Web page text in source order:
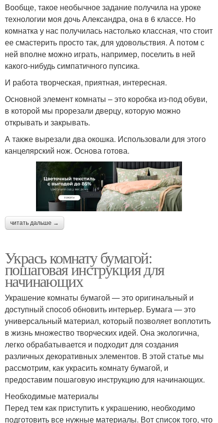
Вообще, такое необычное задание получила на уроке
технологии моя дочь Александра, она в 6 классе. Но
комнатка у нас получилась настолько классная, что стоит
ее смастерить просто так, для удовольствия. А потом с
ней вполне можно играть, например, поселить в ней
какого-нибудь симпатичного пупсика.
И работа творческая, приятная, интересная.
Основной элемент комнаты – это коробка из-под обуви,
в которой мы прорезали дверцу, которую можно
открывать и закрывать.
А также вырезали два окошка. Использовали для этого
канцелярский нож. Основа готова.
читать дальше →
Укрась комнату бумагой:
пошаговая инструкция для
начинающих
Украшение комнаты бумагой — это оригинальный и
доступный способ обновить интерьер. Бумага — это
универсальный материал, который позволяет воплотить
в жизнь множество творческих идей. Она экологична,
легко обрабатывается и подходит для создания
различных декоративных элементов. В этой статье мы
рассмотрим, как украсить комнату бумагой, и
предоставим пошаговую инструкцию для начинающих.
Необходимые материалы
Перед тем как приступить к украшению, необходимо
подготовить все нужные материалы. Вот список того, что